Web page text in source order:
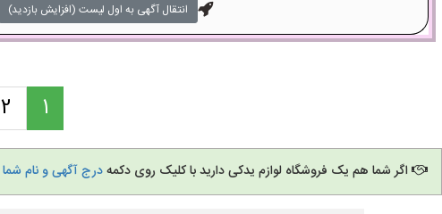
انتقال آگهی به اول لیست (افزایش بازدید)
1
2
اگر شما هم یک فروشگاه لوازم یدکی دارید با کلیک روی دکمهدرج آگهی و نام